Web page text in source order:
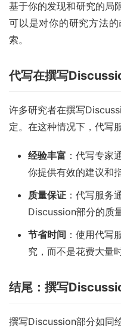
基于你的发现和研究的局
可以是对你的研究方法
索。
代写在撰写
许多研究者在撰写
定。在这种情况下，代写
经验丰富 ：代写专家
你提供有效的建议和指
质量保证 ：代写服务
Discussion部分的质
节省时间 ：使用代写
究，而不是花费大量
结尾：撰写
撰写Discussion部分如同